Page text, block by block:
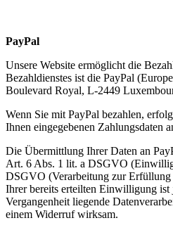
PayPal
Unsere Website ermöglicht die
Bezahldienstes ist die PayPal
Boulevard Royal, L-2449
Wenn Sie mit PayPal bezahlen,
Ihnen eingegebenen Zahlungsdaten
Die Übermittlung Ihrer Daten an
Art. 6 Abs. 1 lit. a DSGVO
DSGVO (Verarbeitung zur
Ihrer bereits erteilten Einwilligung
Vergangenheit liegende
einem Widerruf wirksam.